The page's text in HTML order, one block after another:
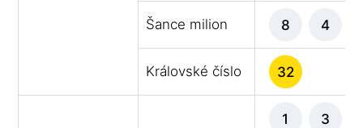
Šance milion 8 4
Královské číslo 32
1 3